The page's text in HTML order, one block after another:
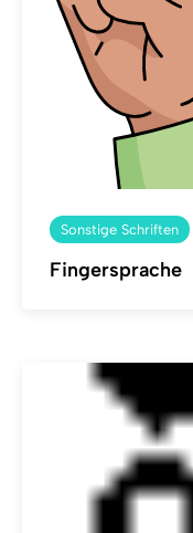
Sonstige Schriften
Fingersprache